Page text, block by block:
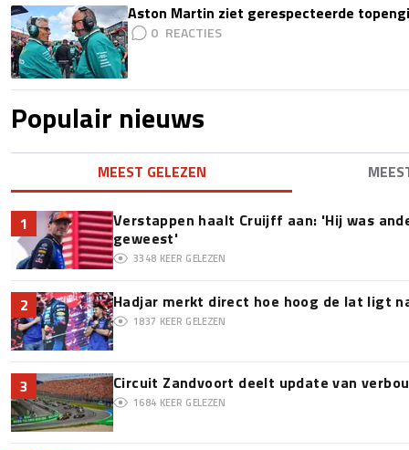
Aston Martin ziet gerespecteerde
0
Populair nieuws
MEEST GELEZEN
1
Verstappen haalt Cruijff aan: 'Hij was
geweest'
3348 KEER GELEZEN
2 Hadjar merkt direct hoe hoog de lat ligt
1837 KEER GELEZEN
3 Circuit Zandvoort deelt update van
1684 KEER GELEZEN